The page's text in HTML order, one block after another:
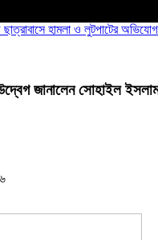
হামলা ও লুটপাটের অভিযোগ
জানালেন সোহাইল